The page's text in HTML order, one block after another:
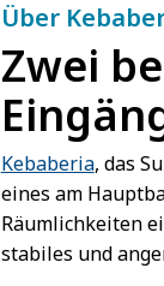
Zwei
Über
Kebaberia, das
eines am
Räumlichkeiten
stabiles und